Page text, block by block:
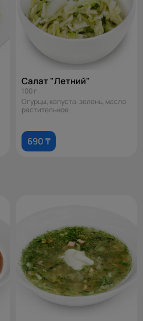
Салат "Летний"
100 г
Огурцы, капуста, зелень, масло
растительное
690 ₸